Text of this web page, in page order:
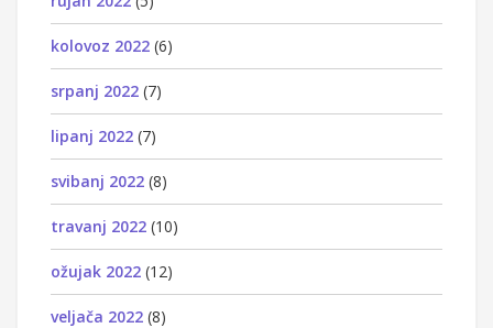
kolovoz 2022 (6)
srpanj 2022 (7)
lipanj 2022 (7)
svibanj 2022 (8)
travanj 2022 (10)
ožujak 2022 (12)
veljača 2022 (8)